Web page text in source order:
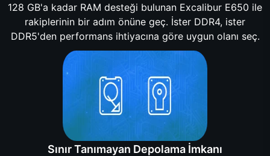
128 GB'a kadar RAM desteği bulunan Excalibur E650 ile
rakiplerinin bir adım önüne geç. İster DDR4, ister
DDR5'den performans ihtiyacına göre uygun olanı seç.
Sınır Tanımayan Depolama İmkanı